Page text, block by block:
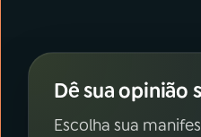
Dê sua opinião
Escolha sua